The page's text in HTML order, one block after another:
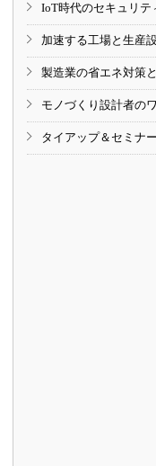
IoT時代のセキュリテ
加速する工場と生産
製造業の省エネ対策
モノづくり設計者の
タイアップ＆セミナ